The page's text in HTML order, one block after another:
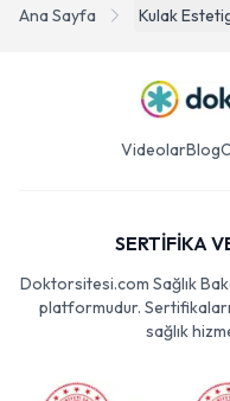
Ana Sayfa Kulak
VideolarBlog
SERTİFİKA
Doktorsitesi.com Sağlık
platformudur.
sağlık